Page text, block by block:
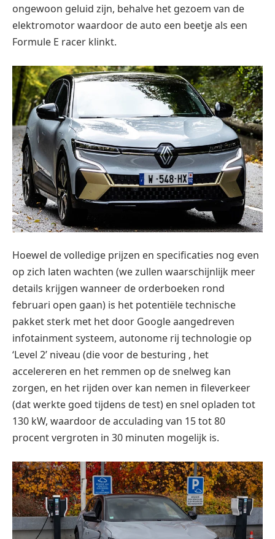
ongewoon geluid zijn, behalve het gezoem van de
elektromotor waardoor de auto een beetje als een
Formule E racer klinkt.
Hoewel de volledige prijzen en specificaties nog even
op zich laten wachten (we zullen waarschijnlijk meer
details krijgen wanneer de orderboeken rond
februari open gaan) is het potentiële technische
pakket sterk met het door Google aangedreven
infotainment systeem, autonome rij technologie op
‘Level 2’ niveau (die voor de besturing , het
accelereren en het remmen op de snelweg kan
zorgen, en het rijden over kan nemen in fileverkeer
(dat werkte goed tijdens de test) en snel opladen tot
130 kW, waardoor de acculading van 15 tot 80
procent vergroten in 30 minuten mogelijk is.